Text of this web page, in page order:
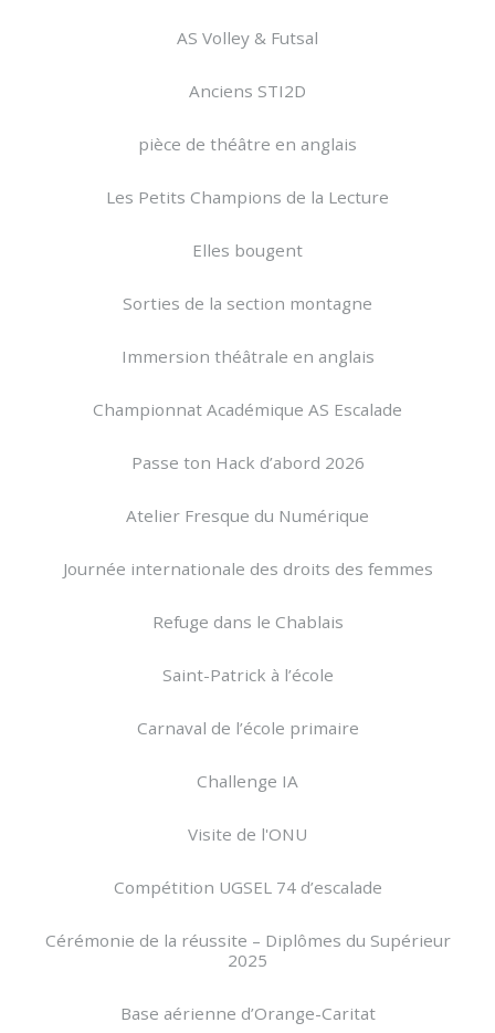
AS Volley & Futsal
Anciens STI2D
pièce de théâtre en anglais
Les Petits Champions de la Lecture
Elles bougent
Sorties de la section montagne
Immersion théâtrale en anglais
Championnat Académique AS Escalade
Passe ton Hack d’abord 2026
Atelier Fresque du Numérique
Journée internationale des droits des femmes
Refuge dans le Chablais
Saint-Patrick à l’école
Carnaval de l’école primaire
Challenge IA
Visite de l'ONU
Compétition UGSEL 74 d’escalade
Cérémonie de la réussite – Diplômes du Supérieur
2025
Base aérienne d’Orange-Caritat